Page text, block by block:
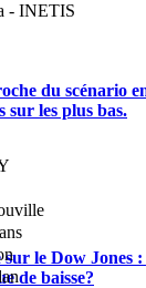
- INETIS
du scénario
sur les plus bas.
sur le Dow Jones
de baisse?